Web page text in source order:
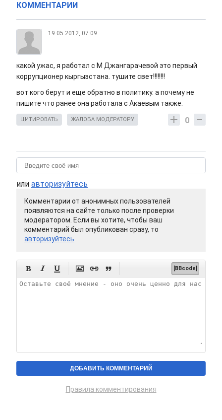
КОММЕНТАРИИ
19.05.2012, 07:09
какой ужас, я работал с М Джангарачевой это первый
коррупционер кыргызстана. тушите свет!!!!!!!!
вот кого берут и еще обратно в политику. а почему не
пишите что ранее она работала с Акаевым также.
0
ЦИТИРОВАТЬ ЖАЛОБА МОДЕРАТОРУ
или авторизуйтесь
Комментарии от анонимных пользователей
появляются на сайте только после проверки
модератором. Если вы хотите, чтобы ваш
комментарий был опубликован сразу, то
авторизуйтесь
      [BBcode]
Правила комментирования